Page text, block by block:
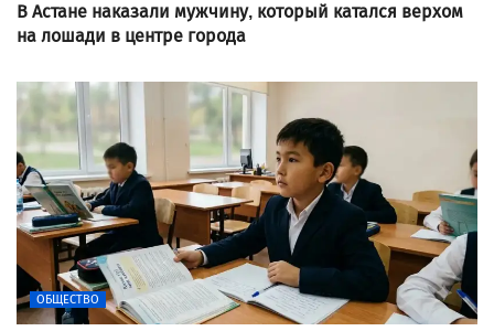
В Астане наказали мужчину, который катался верхом
на лошади в центре города
ОБЩЕСТВО